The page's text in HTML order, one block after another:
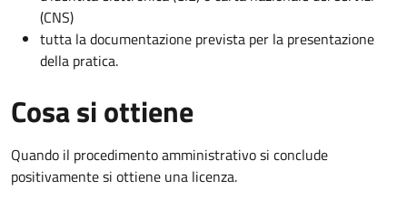
(CNS)
tutta la documentazione prevista per la presentazione
della pratica.
Cosa si ottiene
Quando il procedimento amministrativo si conclude
positivamente si ottiene una licenza.